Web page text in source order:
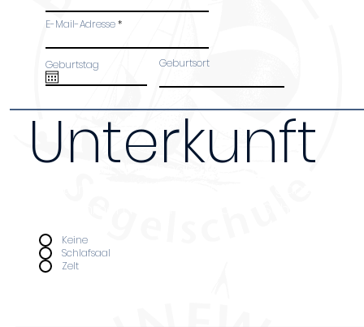
Keine
Schlafsaal
Zelt
E-Mail-Adresse
Geburtsort
Geburtstag
Da wir nur über begrenzten Platz verfügen
Unterkunft